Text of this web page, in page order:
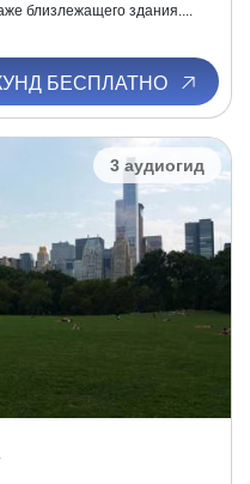
близлежащего здания....
БЕСПЛАТНО
3 аудиогид